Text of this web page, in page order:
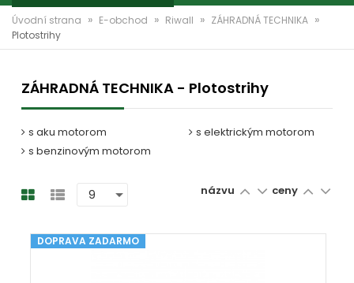
Úvodní strana » E-obchod » Riwall » ZÁHRADNÁ TECHNIKA »
Plotostrihy
ZÁHRADNÁ TECHNIKA - Plotostrihy
s aku motorom
s benzinovým motorom
s elektrickým motorom
názvu ceny
DOPRAVA ZADARMO